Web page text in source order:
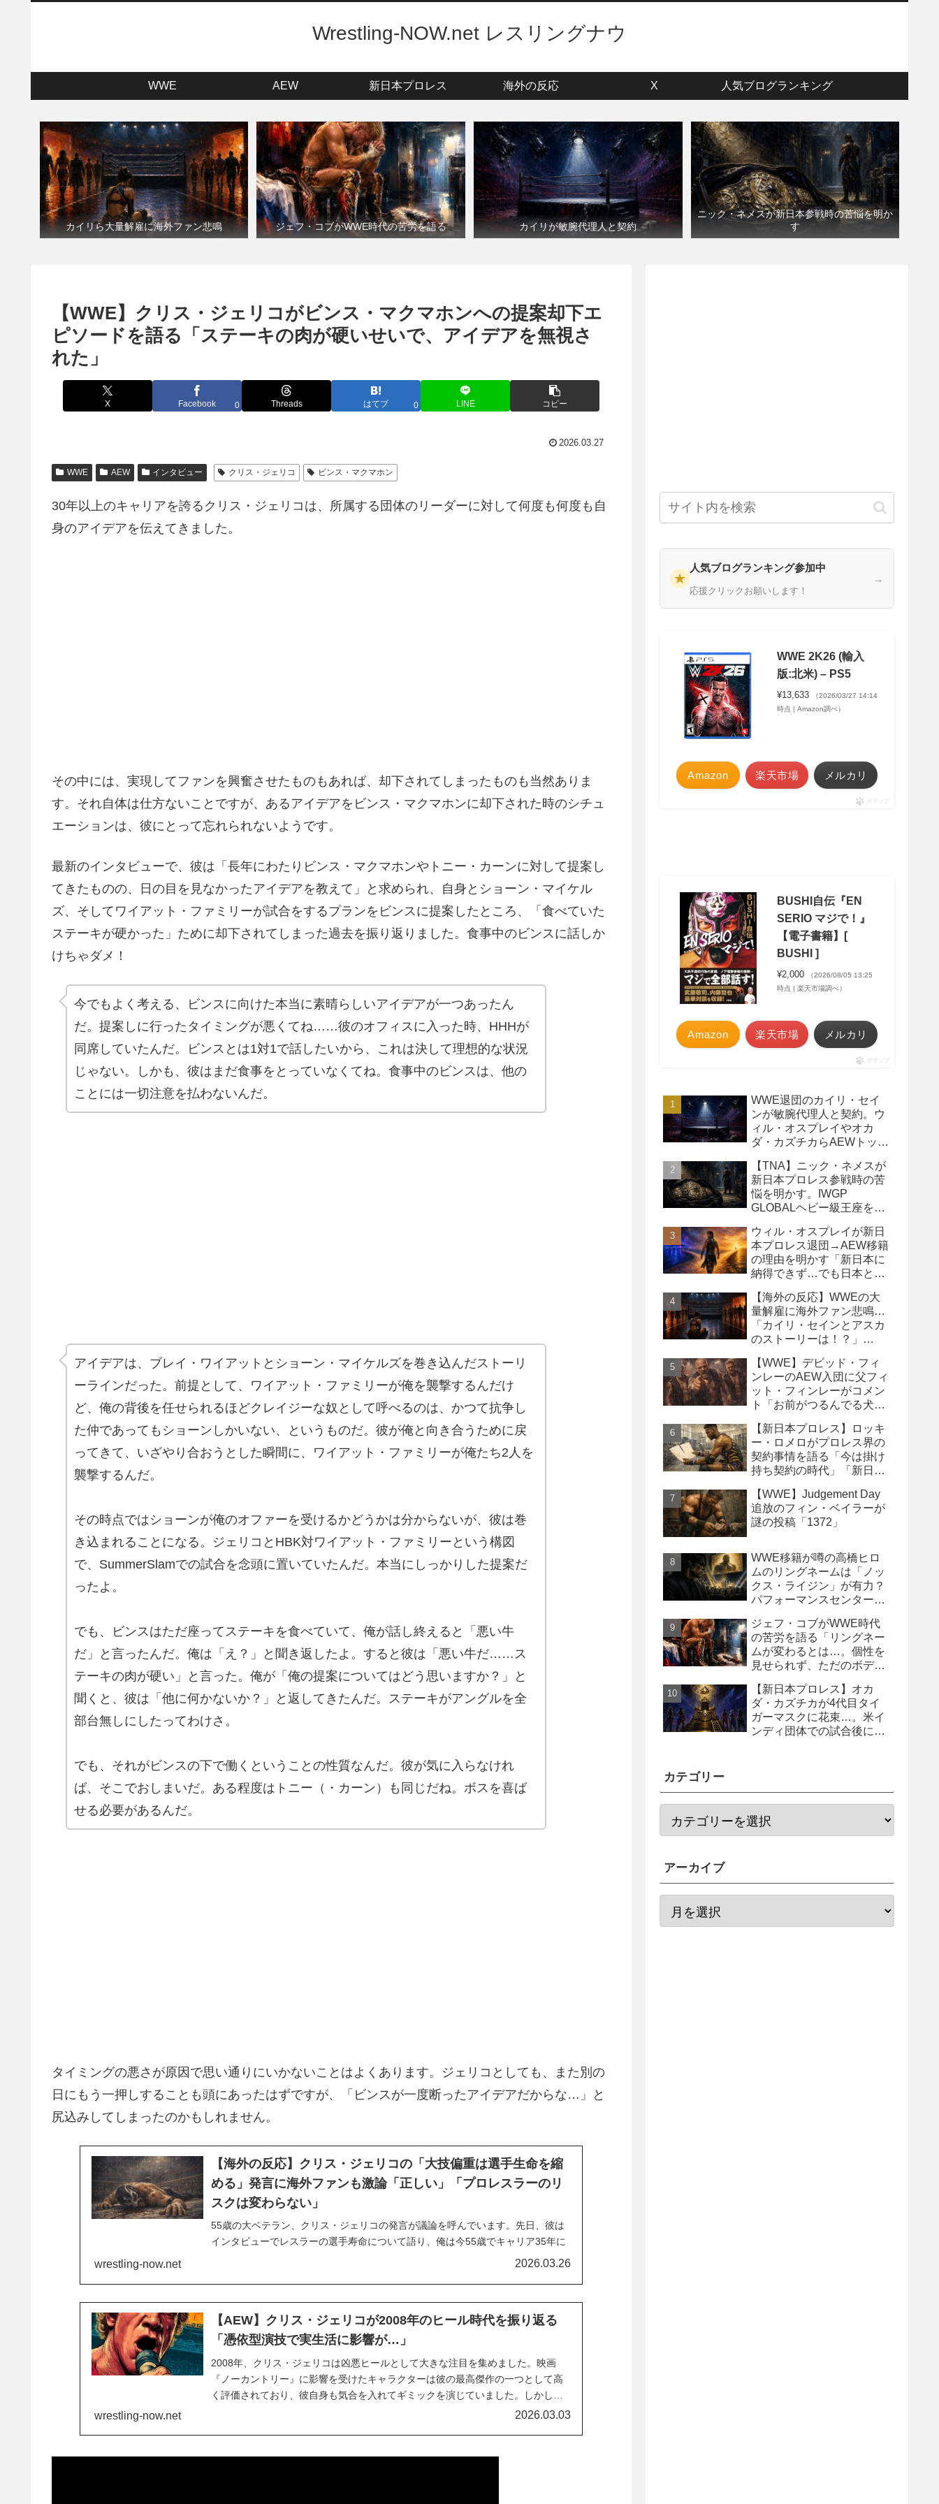
Wrestling-NOW.net レスリングナウ
WWE AEW 新日本プロレス 海外の反応 X 人気ブログランキング
カイリら大量解雇に海外ファン悲鳴 ジェフ・コブがWWE時代の苦労を語る カイリが敏腕代理人と契約
ニック・ネメスが新日本参戦時の苦悩を明か
す
【WWE】クリス・ジェリコがビンス・マクマホンへの提案却下エ
ピソードを語る「ステーキの肉が硬いせいで、アイデアを無視さ
れた」
X Facebook 0 Threads はてブ 0 LINE コピー
2026.03.27
WWE AEW インタビュー クリス・ジェリコ ビンス・マクマホン
30年以上のキャリアを誇るクリス・ジェリコは、所属する団体のリーダーに対して何度も何度も自
身のアイデアを伝えてきました。
その中には、実現してファンを興奮させたものもあれば、却下されてしまったものも当然ありま
す。それ自体は仕方ないことですが、あるアイデアをビンス・マクマホンに却下された時のシチュ
エーションは、彼にとって忘れられないようです。
最新のインタビューで、彼は「長年にわたりビンス・マクマホンやトニー・カーンに対して提案し
てきたものの、日の目を見なかったアイデアを教えて」と求められ、自身とショーン・マイケル
ズ、そしてワイアット・ファミリーが試合をするプランをビンスに提案したところ、「食べていた
ステーキが硬かった」ために却下されてしまった過去を振り返りました。食事中のビンスに話しか
けちゃダメ！
今でもよく考える、ビンスに向けた本当に素晴らしいアイデアが一つあったん
だ。提案しに行ったタイミングが悪くてね……彼のオフィスに入った時、HHHが
同席していたんだ。ビンスとは1対1で話したいから、これは決して理想的な状況
じゃない。しかも、彼はまだ食事をとっていなくてね。食事中のビンスは、他の
ことには一切注意を払わないんだ。
アイデアは、ブレイ・ワイアットとショーン・マイケルズを巻き込んだストーリ
ーラインだった。前提として、ワイアット・ファミリーが俺を襲撃するんだけ
ど、俺の背後を任せられるほどクレイジーな奴として呼べるのは、かつて抗争し
た仲であってもショーンしかいない、というものだ。彼が俺と向き合うために戻
ってきて、いざやり合おうとした瞬間に、ワイアット・ファミリーが俺たち2人を
襲撃するんだ。
その時点ではショーンが俺のオファーを受けるかどうかは分からないが、彼は巻
き込まれることになる。ジェリコとHBK対ワイアット・ファミリーという構図
で、SummerSlamでの試合を念頭に置いていたんだ。本当にしっかりした提案だ
ったよ。
でも、ビンスはただ座ってステーキを食べていて、俺が話し終えると「悪い牛
だ」と言ったんだ。俺は「え？」と聞き返したよ。すると彼は「悪い牛だ……ス
テーキの肉が硬い」と言った。俺が「俺の提案についてはどう思いますか？」と
聞くと、彼は「他に何かないか？」と返してきたんだ。ステーキがアングルを全
部台無しにしたってわけさ。
でも、それがビンスの下で働くということの性質なんだ。彼が気に入らなけれ
ば、そこでおしまいだ。ある程度はトニー（・カーン）も同じだね。ボスを喜ば
せる必要があるんだ。
タイミングの悪さが原因で思い通りにいかないことはよくあります。ジェリコとしても、また別の
日にもう一押しすることも頭にあったはずですが、「ビンスが一度断ったアイデアだからな…」と
尻込みしてしまったのかもしれません。
【海外の反応】クリス・ジェリコの「大技偏重は選手生命を縮
める」発言に海外ファンも激論「正しい」「プロレスラーのリ
スクは変わらない」
55歳の大ベテラン、クリス・ジェリコの発言が議論を呼んでいます。先日、彼は
インタビューでレスラーの選手寿命について語り、俺は今55歳でキャリア35年に
なるが、まだ先があるということだ。それが1年なのか、2年なのか、4年なのかは
wrestling-now.net 2026.03.26
【AEW】クリス・ジェリコが2008年のヒール時代を振り返る
「憑依型演技で実生活に影響が…」
2008年、クリス・ジェリコは凶悪ヒールとして大きな注目を集めました。映画
『ノーカントリー』に影響を受けたキャラクターは彼の最高傑作の一つとして高
く評価されており、彼自身も気合を入れてギミックを演じていました。しかし、
あまりにも力を入れすぎた結果、私生活にも影響が及んだそうです。最新のイン
wrestling-now.net 2026.03.03
★
人気ブログランキング参加中
応援クリックお願いします！
→
WWE 2K26 (輸入
版:北米) – PS5
¥13,633
（2026/03/27 14:14
時点 | Amazon調べ）
Amazon 楽天市場 メルカリ
ポチップ
BUSHI自伝『EN
SERIO マジで！』
【電子書籍】[
BUSHI ]
¥2,000
（2026/08/05 13:25
時点 | 楽天市場調べ）
Amazon 楽天市場 メルカリ
ポチップ
WWE退団のカイリ・セイ
ンが敏腕代理人と契約。ウ
ィル・オスプレイやオカ
ダ・カズチカらAEWトップ
【TNA】ニック・ネメスが
新日本プロレス参戦時の苦
悩を明かす。IWGP
GLOBALヘビー級王座を
挫
ウィル・オスプレイが新日
本プロレス退団→AEW移籍
の理由を明かす「新日本に
納得できず…でも日本との
【海外の反応】WWEの大
量解雇に海外ファン悲鳴…
「カイリ・セインとアスカ
のストーリーは！？」
の犠牲になった」
【WWE】デビッド・フィ
ンレーのAEW入団に父フィ
ット・フィンレーがコメン
ト「お前がつるんでる犬連
【新日本プロレス】ロッキ
ー・ロメロがプロレス界の
契約事情を語る「今は掛け
持ち契約の時代」「新日本
るべき」
【WWE】Judgement Day
追放のフィン・ベイラーが
謎の投稿「1372」
WWE移籍が噂の高橋ヒロ
ムのリングネームは「ノッ
クス・ライジン」が有力？
パフォーマンスセンター入
ジェフ・コブがWWE時代
の苦労を語る「リングネー
ムが変わるとは…。個性を
見せられず、ただのボディ
【新日本プロレス】オカ
ダ・カズチカが4代目タイ
ガーマスクに花束…。米イ
ンディ団体での試合後にサ
カテゴリー
アーカイブ